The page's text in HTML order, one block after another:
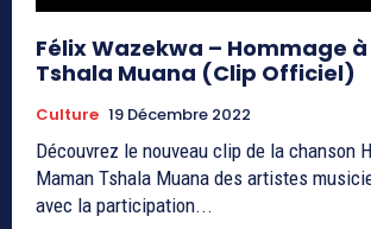
Félix Wazekwa – Hommage
Tshala Muana (Clip Officiel)
Culture 19 Décembre 2022
Découvrez le nouveau clip de la chanson
Maman Tshala Muana des artistes
avec la participation...